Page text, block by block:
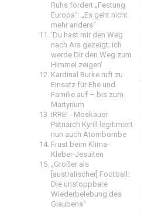
Ruhs fordert „Festung
Europa“: „Es geht nicht
mehr anders“
'Du hast mir den Weg
nach Ars gezeigt; ich
werde Dir den Weg zum
Himmel zeigen'
Kardinal Burke ruft zu
Einsatz für Ehe und
Familie auf – bis zum
Martyrium
IRRE! - Moskauer
Patriarch Kyrill legitimiert
nun auch Atombombe
Frust beim Klima-
Kleber-Jesuiten
„Größer als
[australischer] Football:
Die unstoppbare
Wiederbelebung des
Glaubens“